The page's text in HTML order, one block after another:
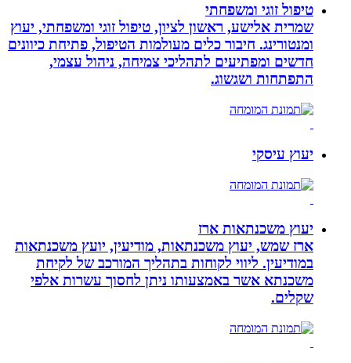
טיפול זוגי ומשפחתי
שמרית אלישע, ראשון לציון, טיפול זוגי ומשפחתי, יעוץ
ומנטורינג. חיבור כלים מעולמות הטיפול, פתיחת כיוונים
חדשים ומפתיעים לתהליכי צמיחה, ניהול עצמי,
התפתחות ושגשוג.
יעוץ עיסקי
יעוץ משכנתאות ארז
ארז שמש, יעוץ משכנתאות, מודיעין, יועץ משכנתאות
במודיעין. ליווי לקוחות בתהליך המורכב של לקיחת
משכנתא אשר באמצעותו ניתן לחסוך עשרות אלפי
שקלים.